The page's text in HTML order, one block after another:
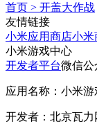
首页 > 开盖大作战
友情链接
小米应用商店小米
小米游戏中心
开发者平台微信公
应用名称：小米游
开发者：北京瓦力